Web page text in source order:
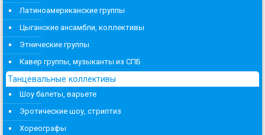
Латиноамериканские группы
Цыганские ансамбли, коллективы
Этнические группы
Кавер группы, музыканты из СПБ
Танцевальные коллективы
Шоу балеты, варьете
Эротические шоу, стриптиз
Хореографы